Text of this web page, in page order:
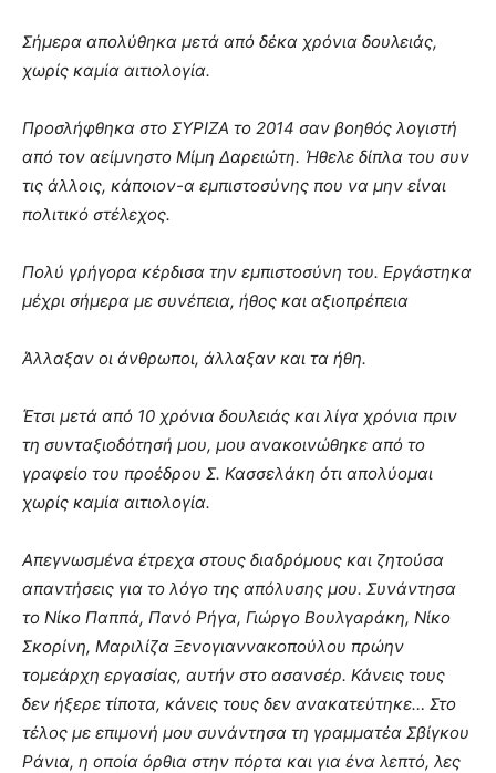
Σήμερα απολύθηκα μετά από δέκα χρόνια δουλειάς,
χωρίς καμία αιτιολογία.
Προσλήφθηκα στο ΣΥΡΙΖΑ το 2014 σαν βοηθός λογιστή
από τον αείμνηστο Μίμη Δαρειώτη. Ήθελε δίπλα του συν
τις άλλοις, κάποιον-α εμπιστοσύνης που να μην είναι
πολιτικό στέλεχος.
Πολύ γρήγορα κέρδισα την εμπιστοσύνη του. Εργάστηκα
μέχρι σήμερα με συνέπεια, ήθος και αξιοπρέπεια
Άλλαξαν οι άνθρωποι, άλλαξαν και τα ήθη.
Έτσι μετά από 10 χρόνια δουλειάς και λίγα χρόνια πριν
τη συνταξιοδότησή μου, μου ανακοινώθηκε από το
γραφείο του προέδρου Σ. Κασσελάκη ότι απολύομαι
χωρίς καμία αιτιολογία.
Απεγνωσμένα έτρεχα στους διαδρόμους και ζητούσα
απαντήσεις για το λόγο της απόλυσης μου. Συνάντησα
το Νίκο Παππά, Πανό Ρήγα, Γιώργο Βουλγαράκη, Νίκο
Σκορίνη, Μαριλίζα Ξενογιαννακοπούλου πρώην
τομεάρχη εργασίας, αυτήν στο ασανσέρ. Κάνεις τους
δεν ήξερε τίποτα, κάνεις τους δεν ανακατεύτηκε… Στο
τέλος με επιμονή μου συνάντησα τη γραμματέα Σβίγκου
Ράνια, η οποία όρθια στην πόρτα και για ένα λεπτό, λες